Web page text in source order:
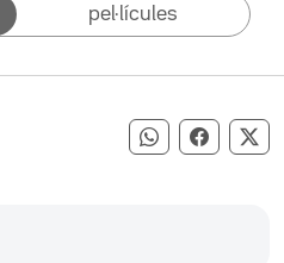
pel·lícules
Compartir